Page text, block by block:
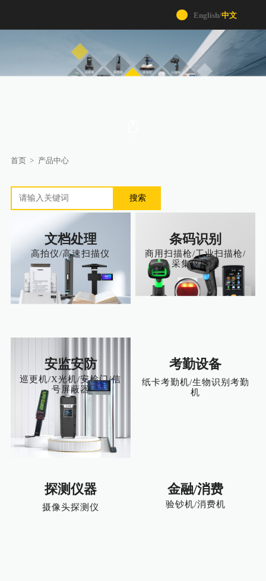
English/中文
首页 > 产品中心
搜索
文档处理
高拍仪/高速扫描仪
条码识别
商用扫描枪/工业扫描枪/
采集仪PDA
安监安防
巡更机/X光机/安检门/信
号屏蔽器
考勤设备
纸卡考勤机/生物识别考勤
机
探测仪器
摄像头探测仪
金融/消费
验钞机/消费机